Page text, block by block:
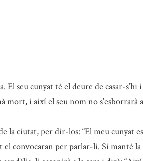
El seu cunyat té el deure de casar-s’hi
i així el seu nom no s’esborrarà
la ciutat, per dir-los: “El meu cunyat
el convocaran per parlar-li. Si manté